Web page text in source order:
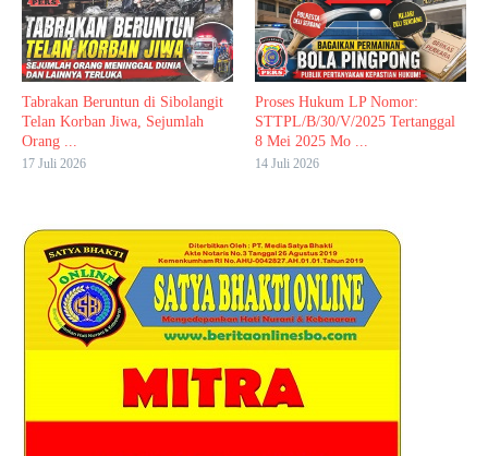
Tabrakan Beruntun di Sibolangit
Telan Korban Jiwa, Sejumlah
Orang ...
17 Juli 2026
Proses Hukum LP Nomor:
STTPL/B/30/V/2025 Tertanggal
8 Mei 2025 Mo ...
14 Juli 2026